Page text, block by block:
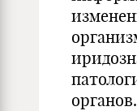
органов.